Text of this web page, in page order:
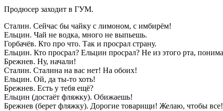
Продюсер заходит в ГУМ.
Сталин. Сейчас бы чайку с лимоном, с имбирём!
Ельцин. Чай не водка, много не выпьешь.
Горбачёв. Кто про что. Так и просрал страну.
Ельцин. Кто просрал? Ельцин просрал? Не из этого рта,
Брежнев. Ну, начали!
Сталин. Сталина на вас нет! На обоих!
Ельцин. Ой, да ты-то хоть!
Брежнев. Есть у тебя ещё?
Ельцин (достаёт фляжку). Обижаешь!
Брежнев (берет фляжку). Дорогие товарищи! Желаю, чтобы все!